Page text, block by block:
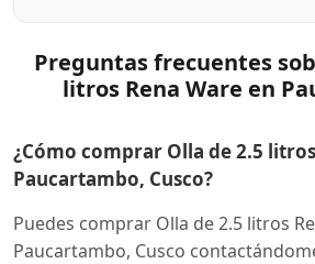
Preguntas frecuentes
litros Rena Ware en
¿Cómo comprar Olla de 2.5
Paucartambo, Cusco?
Puedes comprar Olla de 2.5 litros
Paucartambo, Cusco